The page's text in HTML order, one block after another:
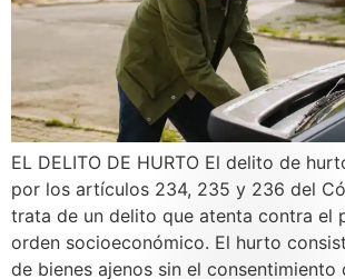
EL DELITO DE HURTO El delito de
por los artículos 234, 235 y 236 del
trata de un delito que atenta contra el
orden socioeconómico. El hurto
de bienes ajenos sin el